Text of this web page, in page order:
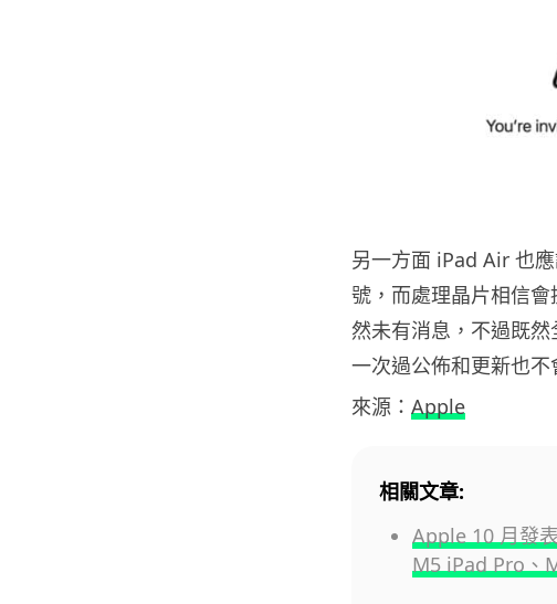
另一方面 iPad Air 也
號，而處理晶片相信
然未有消息，不過既
一次過公佈和更新也不
來源： Apple
相關文章:
Apple 10 月發
M5 iPad Pro、